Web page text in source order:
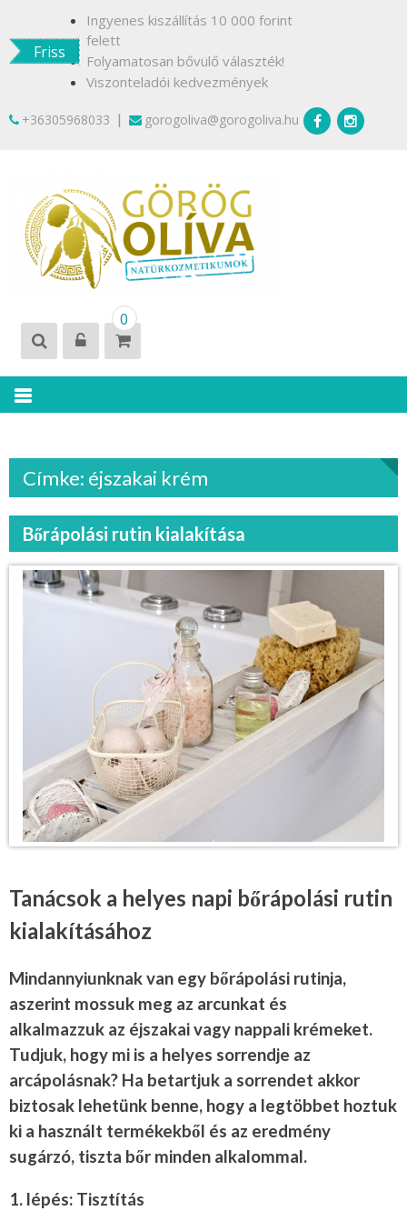
contentFriss
Ingyenes kiszállítás 10 000 forint
felett
Folyamatosan bővülő választék!
Viszonteladói kedvezmények
+36305968033 | gorogoliva@gorogoliva.hu
0
Címke: éjszakai krém
Bőrápolási rutin kialakítása
Tanácsok a helyes napi bőrápolási rutin
kialakításához
Mindannyiunknak van egy bőrápolási rutinja,
aszerint mossuk meg az arcunkat és
alkalmazzuk az éjszakai vagy nappali krémeket.
Tudjuk, hogy mi is a helyes sorrendje az
arcápolásnak? Ha betartjuk a sorrendet akkor
biztosak lehetünk benne, hogy a legtöbbet hoztuk
ki a használt termékekből és az eredmény
sugárzó, tiszta bőr minden alkalommal.
1. lépés: Tisztítás